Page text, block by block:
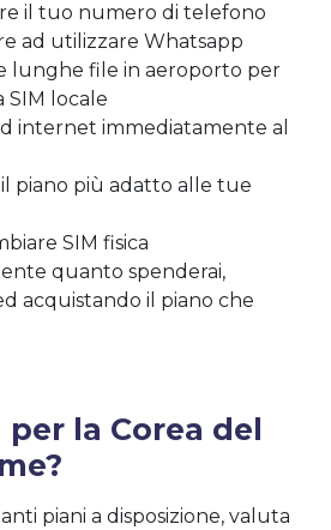
il tuo numero di telefono
ad utilizzare Whatsapp
lunghe file in aeroporto per
SIM locale
internet immediatamente al
piano più adatto alle tue
SIM fisica
quanto spenderai,
acquistando il piano che
per la Corea del
piani a disposizione, valuta